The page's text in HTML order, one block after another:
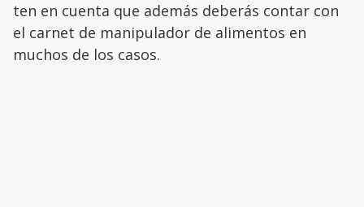
ten en cuenta que además deberás contar con
el carnet de manipulador de alimentos en
muchos de los casos.